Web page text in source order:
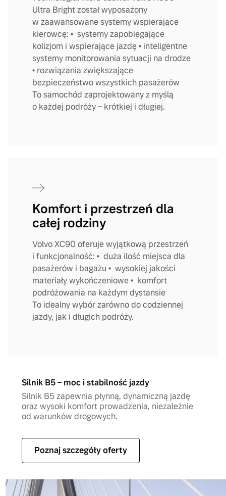
Ultra Bright został wyposażony
w zaawansowane systemy wspierające
kierowcę: • systemy zapobiegające
kolizjom i wspierające jazdę • inteligentne
systemy monitorowania sytuacji na drodze
• rozwiązania zwiększające
bezpieczeństwo wszystkich pasażerów
To samochód zaprojektowany z myślą
o każdej podróży – krótkiej i długiej.
Komfort i przestrzeń dla
całej rodziny
Volvo XC90 oferuje wyjątkową przestrzeń
i funkcjonalność: • duża ilość miejsca dla
pasażerów i bagażu • wysokiej jakości
materiały wykończeniowe • komfort
podróżowania na każdym dystansie
To idealny wybór zarówno do codziennej
jazdy, jak i długich podróży.
Silnik B5 – moc i stabilność jazdy
Silnik B5 zapewnia płynną, dynamiczną jazdę
oraz wysoki komfort prowadzenia, niezależnie
od warunków drogowych.
Poznaj szczegóły oferty